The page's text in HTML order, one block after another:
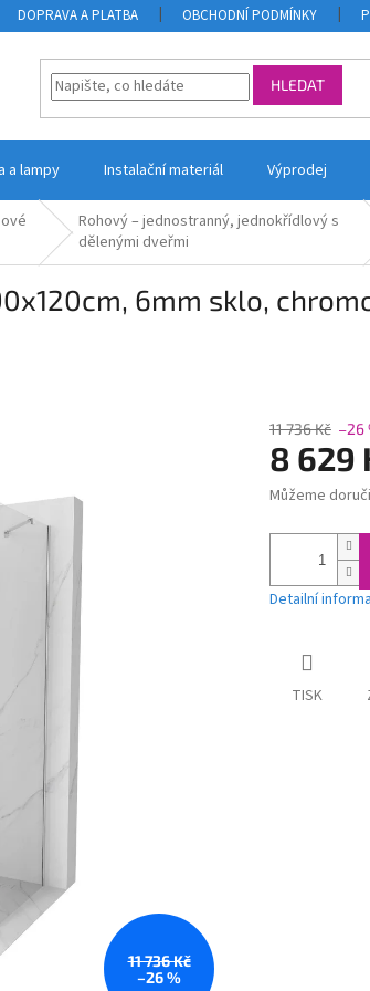
DOPRAVA A PLATBA OBCHODNÍ PODMÍNKY
HLEDAT
a lampy Instalační materiál Výprodej
Rohový – jednostranný, jednokřídlový s
dělenými dveřmi
6mm sklo,
11 736 Kč
–26 %
11 736 Kč –26
8 629
Měrná
Můžeme
Detailní
TISK